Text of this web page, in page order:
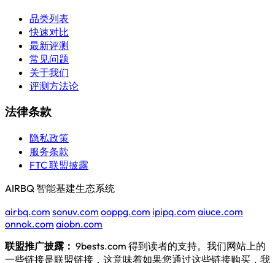
品类列表
快速对比
最新评测
常见问题
关于我们
评测方法论
法律条款
隐私政策
服务条款
FTC 联盟披露
AIRBQ 智能基建生态系统
airbq.com sonuv.com ooppg.com ipipq.com aiuce.com
onnok.com aiobn.com
联盟推广披露： 9bests.com 得到读者的支持。我们网站上的
一些链接是联盟链接，这意味着如果您通过这些链接购买，我